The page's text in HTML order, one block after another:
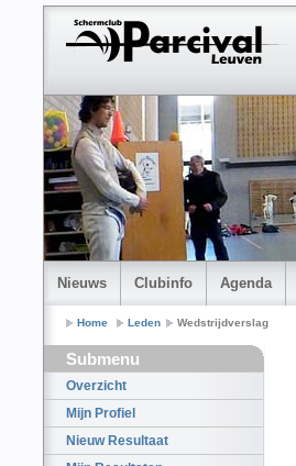
Nieuws Clubinfo Agenda
Home Leden Wedstrijdverslag
Submenu
Overzicht
Mijn Profiel
Nieuw Resultaat